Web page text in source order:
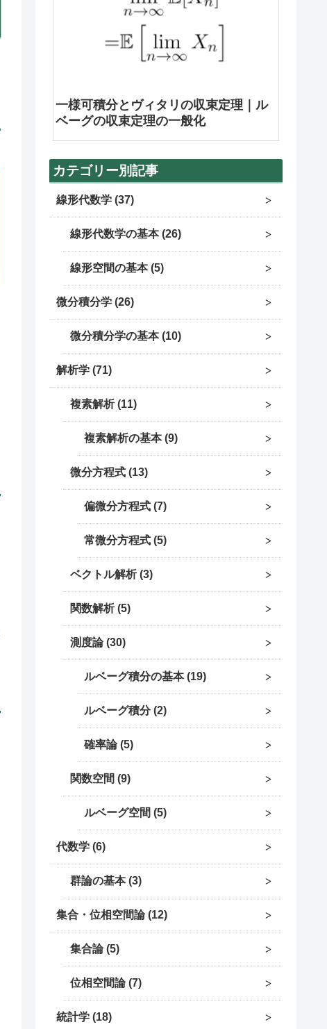
一様可積分とヴィタリの収束定理｜ル
ベーグの収束定理の一般化
カテゴリー別記事
線形代数学 37
線形代数学の基本 26
線形空間の基本 5
微分積分学 26
微分積分学の基本 10
解析学 71
複素解析 11
複素解析の基本 9
微分方程式 13
偏微分方程式 7
常微分方程式 5
ベクトル解析 3
関数解析 5
測度論 30
ルベーグ積分の基本 19
ルベーグ積分 2
確率論 5
関数空間 9
ルベーグ空間 5
代数学 6
群論の基本 3
集合・位相空間論 12
集合論 5
位相空間論 7
統計学 18